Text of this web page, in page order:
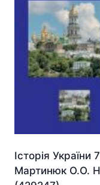
Історія
Мартинюк О.О.